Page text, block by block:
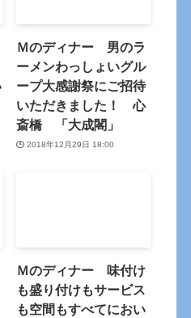
Ｍのディナー 男のラ
ーメンわっしょいグル
ープ大感謝祭にご招待
いただきました！ 心
斎橋 「大成閣」
2018年12月29日 18:00
Ｍのディナー 味付け
も盛り付けもサービス
も空間もすべてにおい